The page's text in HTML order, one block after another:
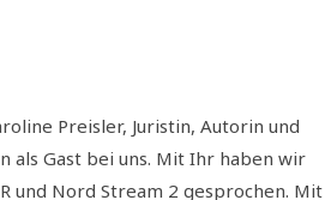
Preisler, Juristin, Autorin und
als Gast bei uns. Mit Ihr haben wir
und Nord Stream 2 gesprochen. Mit